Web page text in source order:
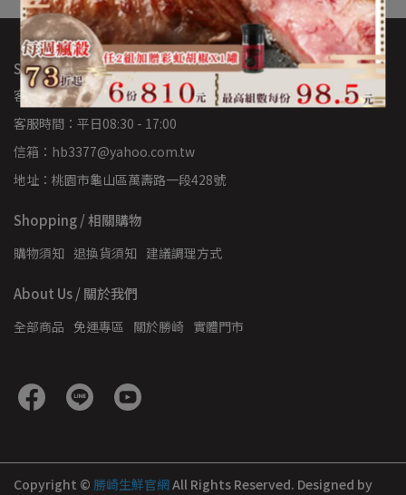
Service / 服務
客服專線：02-8209-0790
客服時間：平日08:30 - 17:00
信箱：hb3377@yahoo.com.tw
地址：桃園市龜山區萬壽路一段428號
Shopping / 相關購物
購物須知 退換貨須知 建議調理方式
About Us / 關於我們
全部商品 免運專區 關於勝崎 實體門市
Copyright © 勝崎生鮮官網All Rights Reserved. Designed by